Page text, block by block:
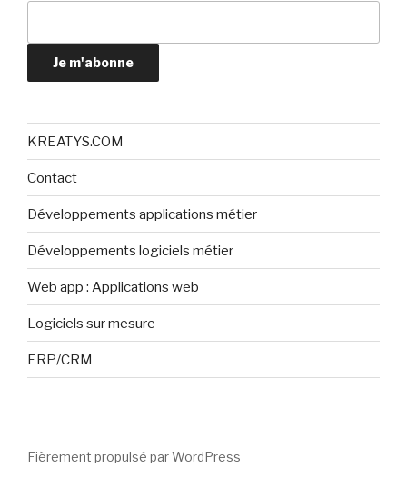
Je m'abonne
KREATYS.COM
Contact
Développements applications métier
Développements logiciels métier
Web app : Applications web
Logiciels sur mesure
ERP/CRM
Fièrement propulsé par WordPress